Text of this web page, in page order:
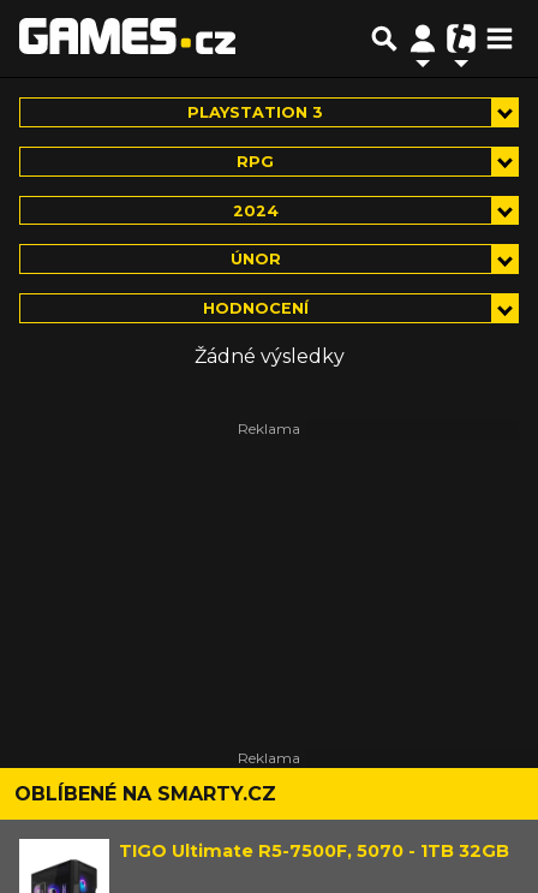
PLAYSTATION 3
RPG
2024
ÚNOR
HODNOCENÍ
Žádné výsledky
OBLÍBENÉ NA SMARTY.CZ
TIGO Ultimate R5-7500F, 5070 - 1TB 32GB